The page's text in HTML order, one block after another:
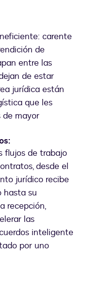
carente
de
entre las
de estar
jurídica están
que les
mayor
flujos de trabajo
desde el
jurídico recibe
hasta su
recepción,
las
inteligente
por uno